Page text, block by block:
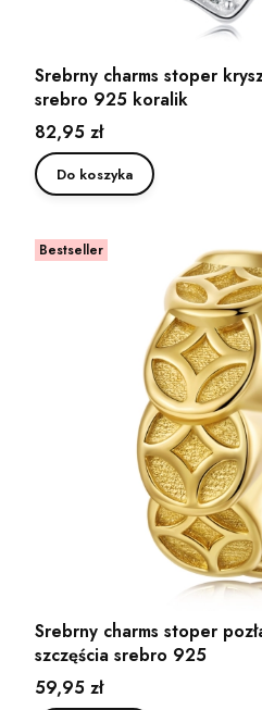
Srebrny charms stoper
srebro 925 koralik
Cena
82,95 zł
Do koszyka
Bestseller
Srebrny charms stoper
szczęścia srebro 925
Cena
59,95 zł